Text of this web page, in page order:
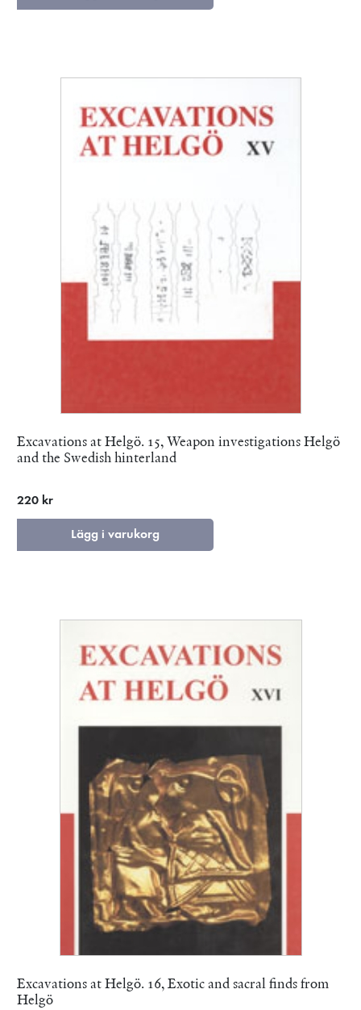
Excavations at Helgö. 15, Weapon investigations Helgö
and the Swedish hinterland
220 kr
Lägg i varukorg
Excavations at Helgö. 16, Exotic and sacral finds from
Helgö